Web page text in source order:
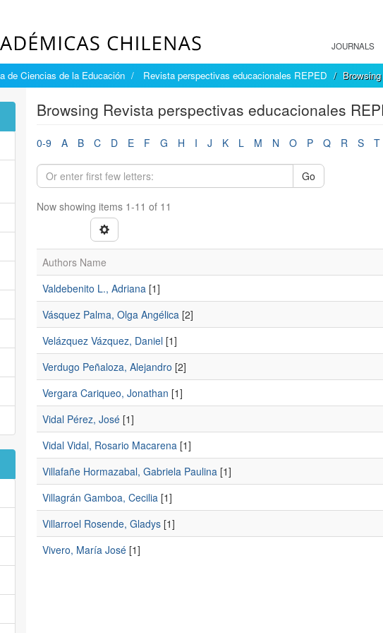
JOURNALS
de Ciencias de la Educación Revista perspectivas educacionales REPED
Browsing Revista perspectivas educacionales
0-9 A B C D E F G H I J K L M N O P Q R S T
Go
Now showing items 1-11 of 11
Authors Name
Valdebenito L., Adriana[1]
Vásquez Palma, Olga Angélica[2]
Velázquez Vázquez, Daniel[1]
Verdugo Peñaloza, Alejandro [2]
Vergara Cariqueo, Jonathan [1]
Vidal Pérez, José[1]
Vidal Vidal, Rosario Macarena[1]
Villafañe Hormazabal, Gabriela Paulina[1]
Villagrán Gamboa, Cecilia[1]
Villarroel Rosende, Gladys[1]
Vivero, María José[1]